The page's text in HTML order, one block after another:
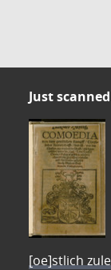
Just scanned
[oe]stlich